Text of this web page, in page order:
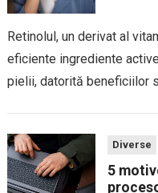
Retinolul, un derivat al
eficiente ingrediente
pielii, datorită beneficiilor
Diverse
5